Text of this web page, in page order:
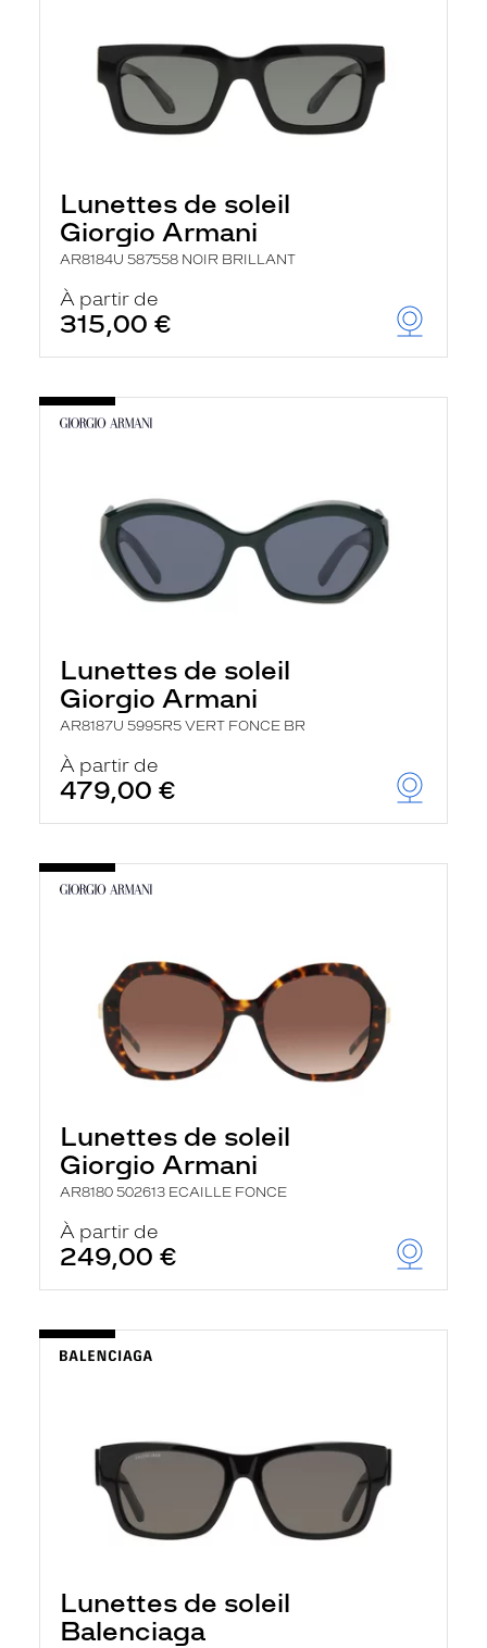
Lunettes de soleil
Giorgio Armani
AR8184U 587558 NOIR BRILLANT
À partir de
315,00 €
Lunettes de soleil
Giorgio Armani
AR8187U 5995R5 VERT FONCE BR
À partir de
479,00 €
Lunettes de soleil
Giorgio Armani
AR8180 502613 ECAILLE FONCE
À partir de
249,00 €
Lunettes de soleil
Balenciaga